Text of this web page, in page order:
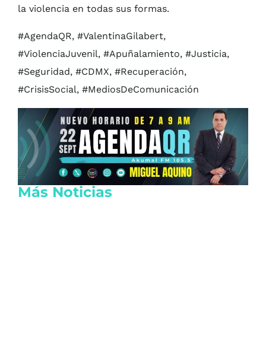
la violencia en todas sus formas.
#AgendaQR, #ValentinaGilabert,
#ViolenciaJuvenil, #Apuñalamiento, #Justicia,
#Seguridad, #CDMX, #Recuperación,
#CrisisSocial, #MediosDeComunicación
Más Noticias